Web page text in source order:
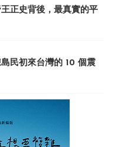
正史背後，最真實的平
民初來台灣的 10 個震